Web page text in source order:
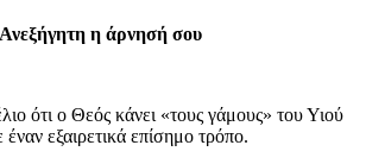
Ανεξήγητη η άρνησή σου
ότι ο Θεός κάνει «τους γάμους» του Υιού
εξαιρετικά επίσημο τρόπο.